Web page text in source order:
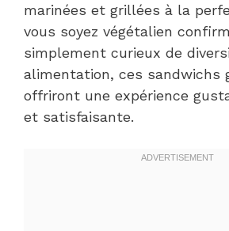
marinées et grillées à la
vous soyez végétalien
simplement curieux de
alimentation, ces sandwichs
offriront une expérience
et satisfaisante.